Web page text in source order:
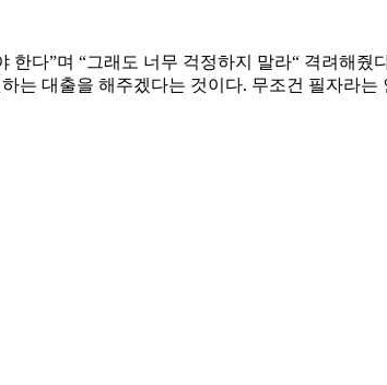
한다”며 “그래도 너무 걱정하지 말라“ 격려해
는 대출을 해주겠다는 것이다. 무조건 필자라